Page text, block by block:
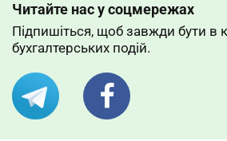
Читайте нас у соцмережах
Підпишіться, щоб завжди бути в
бухгалтерських подій.